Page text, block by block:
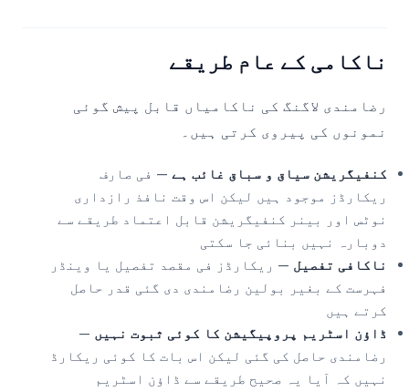
ناکامی کے عام طریقے
رضامندی لاگنگ کی ناکامیاں قابل پیش گوئی
نمونوں کی پیروی کرتی ہیں۔
کنفیگریشن سیاق و سباق غائب ہے — فی صارف
ریکارڈز موجود ہیں لیکن اس وقت نافذ رازداری
نوٹس اور بینر کنفیگریشن قابل اعتماد طریقے سے
دوبارہ نہیں بنائی جا سکتی
ناکافی تفصیل — ریکارڈز فی مقصد تفصیل یا وینڈر
فہرست کے بغیر بولین رضامندی دی گئی قدر حاصل
کرتے ہیں
ڈاؤن اسٹریم پروپیگیشن کا کوئی ثبوت نہیں —
رضامندی حاصل کی گئی لیکن اس بات کا کوئی ریکارڈ
نہیں کہ آیا یہ صحیح طریقے سے ڈاؤن اسٹریم